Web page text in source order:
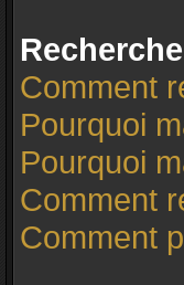
Comment
Pourquoi
Pourquoi
Comment
Comment